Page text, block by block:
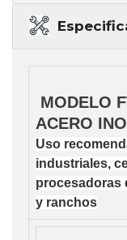
MODELO
ACERO
Uso
industriales,
procesadoras
y ranchos